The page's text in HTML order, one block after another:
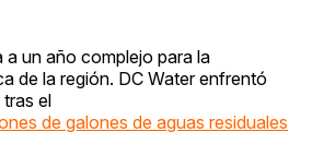
a un año complejo para la
de la región. DC Water enfrentó
el
de galones de aguas residuales